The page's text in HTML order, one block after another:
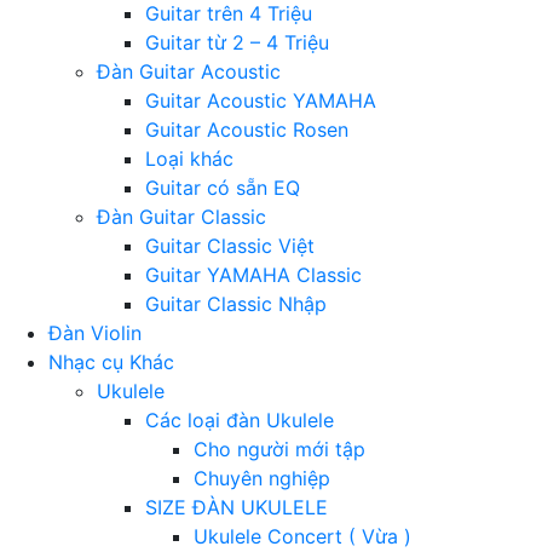
Guitar trên 4 Triệu
Guitar từ 2 – 4 Triệu
Đàn Guitar Acoustic
Guitar Acoustic YAMAHA
Guitar Acoustic Rosen
Loại khác
Guitar có sẵn EQ
Đàn Guitar Classic
Guitar Classic Việt
Guitar YAMAHA Classic
Guitar Classic Nhập
Đàn Violin
Nhạc cụ Khác
Ukulele
Các loại đàn Ukulele
Cho người mới tập
Chuyên nghiệp
SIZE ĐÀN UKULELE
Ukulele Concert ( Vừa )